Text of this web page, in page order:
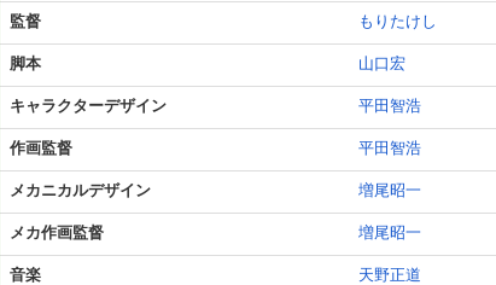
監督 もりたけし
脚本 山口宏
キャラクターデザイン 平田智浩
作画監督 平田智浩
メカニカルデザイン 増尾昭一
メカ作画監督 増尾昭一
音楽 天野正道